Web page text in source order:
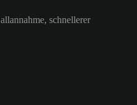
schnellerer